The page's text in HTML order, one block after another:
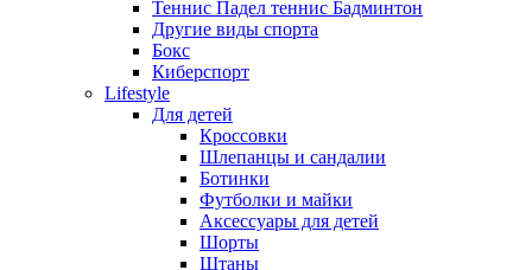
Теннис Падел теннис Бадминтон
Другие виды спорта
Бокс
Киберспорт
Lifestyle
Для детей
Кроссовки
Шлепанцы и сандалии
Ботинки
Футболки и майки
Аксессуары для детей
Шорты
Штаны